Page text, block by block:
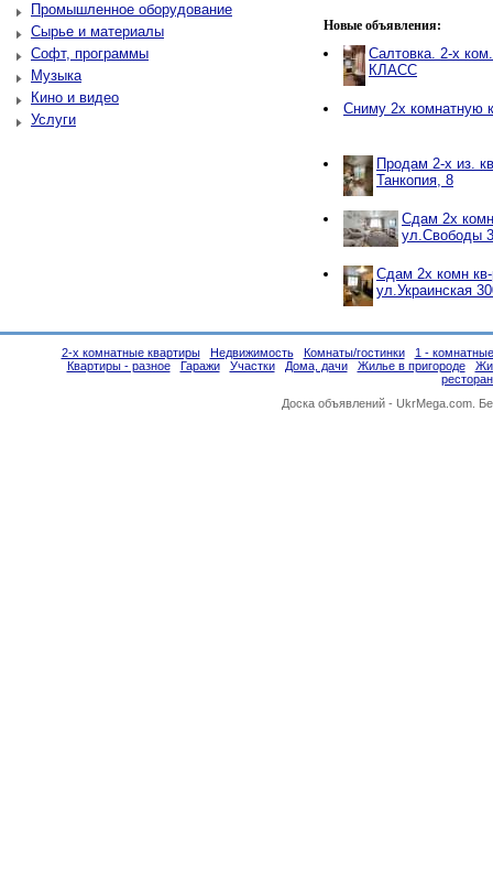
Промышленное оборудование
Сырье и материалы
Софт, программы
Музыка
Кино и видео
Услуги
Новые объявления:
Салтовка. 2-х
КЛАСС
Сниму 2х комнатную
Продам 2-х из.
Танкопия, 8
Сдам 2х
ул.Свободы
Сдам 2х комн
ул.Украинская
2-х комнатные квартиры Недвижимость Комнаты/гостинки
1 -
Квартиры - разное
Гаражи Участки Дома, дачи Жилье в пригороде
Доска объявлений - UkrMega.com.